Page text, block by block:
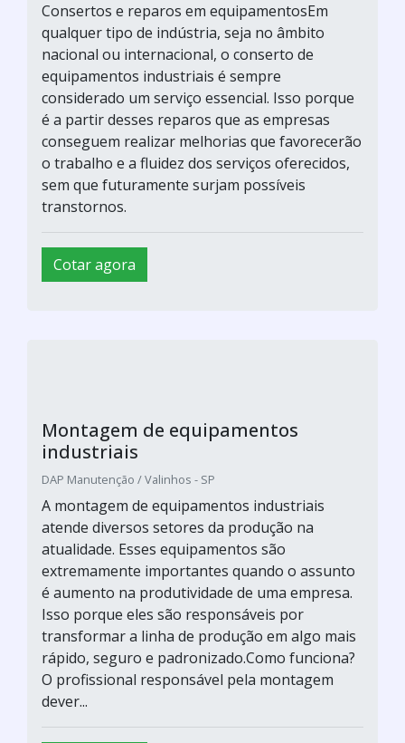
Consertos e reparos em equipamentosEm
qualquer tipo de indústria, seja no âmbito
nacional ou internacional, o conserto de
equipamentos industriais é sempre
considerado um serviço essencial. Isso porque
é a partir desses reparos que as empresas
conseguem realizar melhorias que favorecerão
o trabalho e a fluidez dos serviços oferecidos,
sem que futuramente surjam possíveis
transtornos.
Cotar agora
Montagem de equipamentos
industriais
DAP Manutenção / Valinhos - SP
A montagem de equipamentos industriais
atende diversos setores da produção na
atualidade. Esses equipamentos são
extremamente importantes quando o assunto
é aumento na produtividade de uma empresa.
Isso porque eles são responsáveis por
transformar a linha de produção em algo mais
rápido, seguro e padronizado.Como funciona?
O profissional responsável pela montagem
dever...